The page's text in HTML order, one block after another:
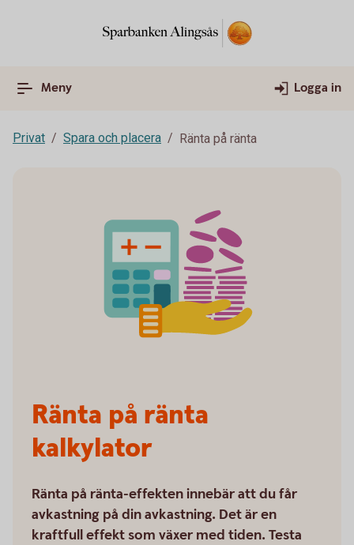
Meny Logga in
Privat Spara och placera Ränta på ränta
Ränta på ränta
kalkylator
Ränta på ränta-effekten innebär att du får
avkastning på din avkastning. Det är en
kraftfull effekt som växer med tiden. Testa